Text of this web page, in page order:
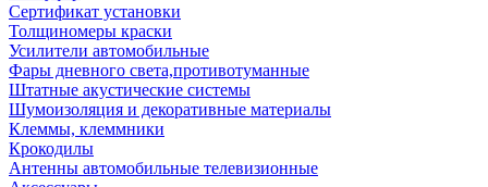
Сертификат установки
Толщиномеры краски
Усилители автомобильные
Фары дневного света,противотуманные
Штатные акустические системы
Шумоизоляция и декоративные материалы
Клеммы, клеммники
Крокодилы
Антенны автомобильные телевизионные